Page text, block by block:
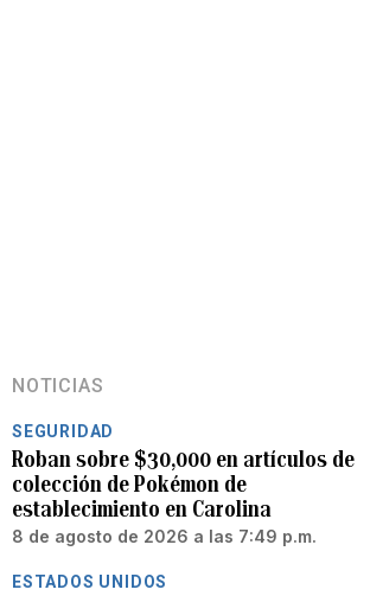
NOTICIAS
SEGURIDAD
Roban sobre $30,000 en artículos de
colección de Pokémon de
establecimiento en Carolina
8 de agosto de 2026 a las 7:49 p.m.
ESTADOS UNIDOS